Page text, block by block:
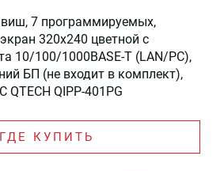
7 программируемых,
320x240 цветной с
10/100/1000BASE-T (LAN/PC),
БП (не входит в комплект),
QTECH QIPP-401PG
ГДЕ КУПИТЬ